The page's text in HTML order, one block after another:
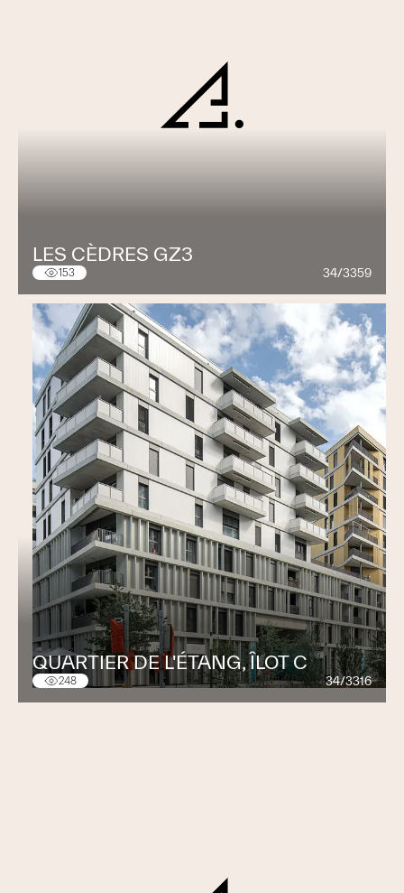
LES CÈDRES GZ3
153 34/3359
QUARTIER DE L'ÉTANG, ÎLOT C
248 34/3316